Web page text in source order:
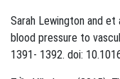
Sarah Lewington and
blood pressure to
1391- 1392. doi: